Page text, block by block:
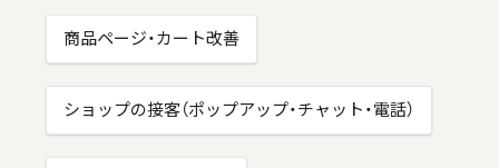
商品ページ・カート改善
ショップの接客（ポップアップ・チャット・電話）